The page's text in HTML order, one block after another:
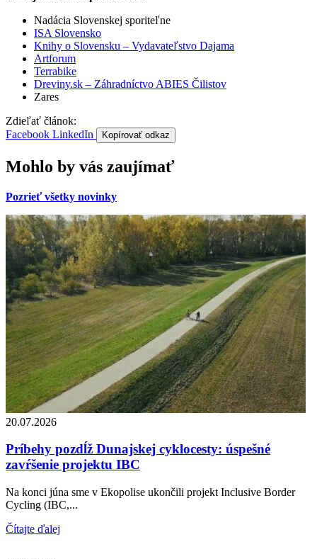
Nadácia Slovenskej sporiteľne
ISA Slovensko
Knihy o Slovensku – Vydavateľstvo Dajama
Artforum
Terrabike
Dreviny.sk – Záhradníctvo ABIES Čilistov
Zares
Zdieľať článok:
Facebook LinkedIn Kopírovať odkaz
Mohlo by vás zaujímať
Pozrieť všetky novinky
20.07.2026
Príbehy pozdĺž Dunajskej cyklocesty: úspešné
zavŕšenie projektu IBC
Na konci júna sme v Ekopolise ukončili projekt Inclusive Border
Cycling (IBC,...
Čítajte ďalej